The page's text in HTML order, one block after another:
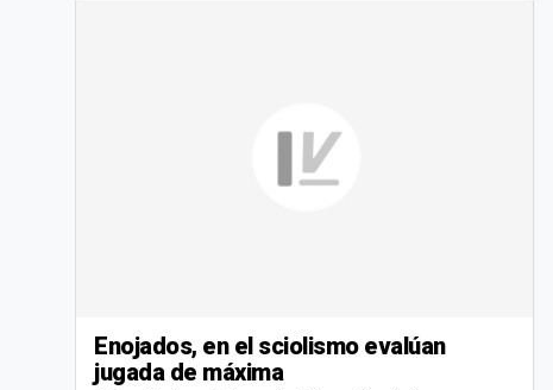
Enojados, en el sciolismo evalúan
jugada de máxima